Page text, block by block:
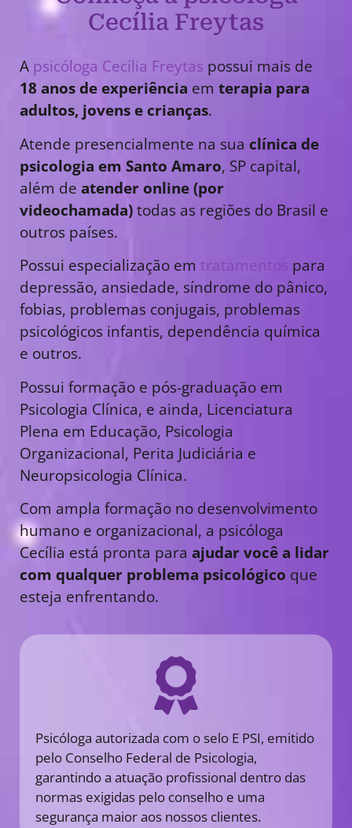
Cecília Freytas
A psicóloga Cecília Freytas possui mais de
18 anos de experiência em terapia para
adultos, jovens e crianças.
Atende presencialmente na sua clínica de
psicologia em Santo Amaro, SP capital,
além de atender online (por
videochamada)todas as regiões do Brasil e
outros países.
Possui especialização em tratamentos para
depressão, ansiedade, síndrome do pânico,
fobias, problemas conjugais, problemas
psicológicos infantis, dependência química
e outros.
Possui formação e pós-graduação em
Psicologia Clínica, e ainda, Licenciatura
Plena em Educação, Psicologia
Organizacional, Perita Judiciária e
Neuropsicologia Clínica.
Com ampla formação no desenvolvimento
humano e organizacional, a psicóloga
Cecília está pronta para ajudar você a lidar
com qualquer problema psicológico que
esteja enfrentando.
Psicóloga autorizada com o selo E PSI, emitido
pelo Conselho Federal de Psicologia,
garantindo a atuação profissional dentro das
normas exigidas pelo conselho e uma
segurança maior aos nossos clientes.